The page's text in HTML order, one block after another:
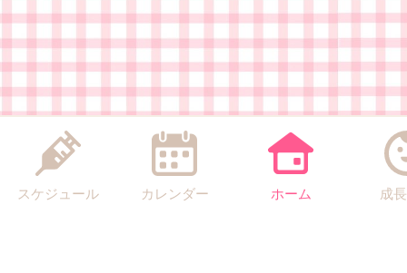
スケジュール カレンダー ホーム 成